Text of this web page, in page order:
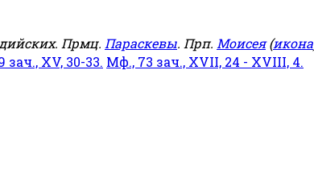
Прмц. Параскевы. Прп. Моисея(икона
зач., XV, 30-33. Мф., 73 зач., XVII, 24 - XVIII, 4.